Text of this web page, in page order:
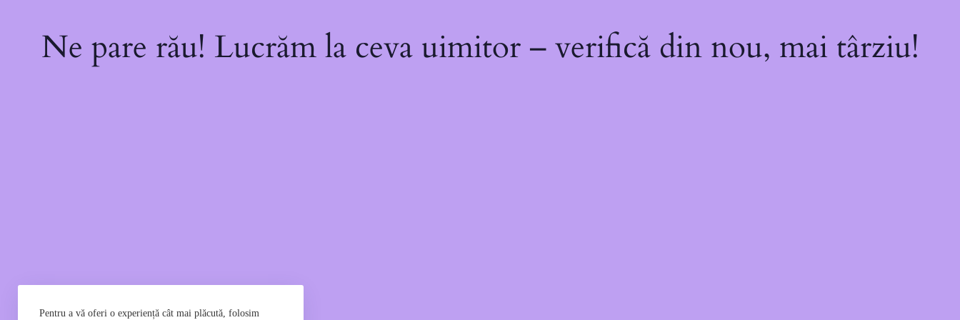
Pentru a vă oferi o experiență cât mai plăcută, folosim
Ne pare rău! Lucrăm la ceva uimitor – verifică din nou, mai târziu!